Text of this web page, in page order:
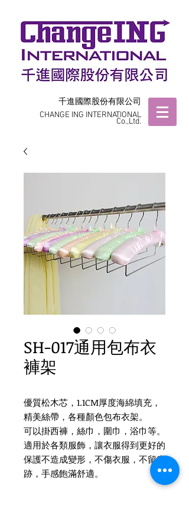
千進國際股份有限公司
CHANGE ING INTERNATIONAL
Co.,Ltd.
SH-017通用包布衣
褲架
優質松木芯，1.1CM厚度海綿填充，
精美絲帶，各種顏色包布衣架。
可以掛西褲，絲巾，圍巾，浴巾等。
適用於各類服飾，讓衣服得到更好的
保護不造成變形，不傷衣服，不留痕
跡，手感飽滿舒適。